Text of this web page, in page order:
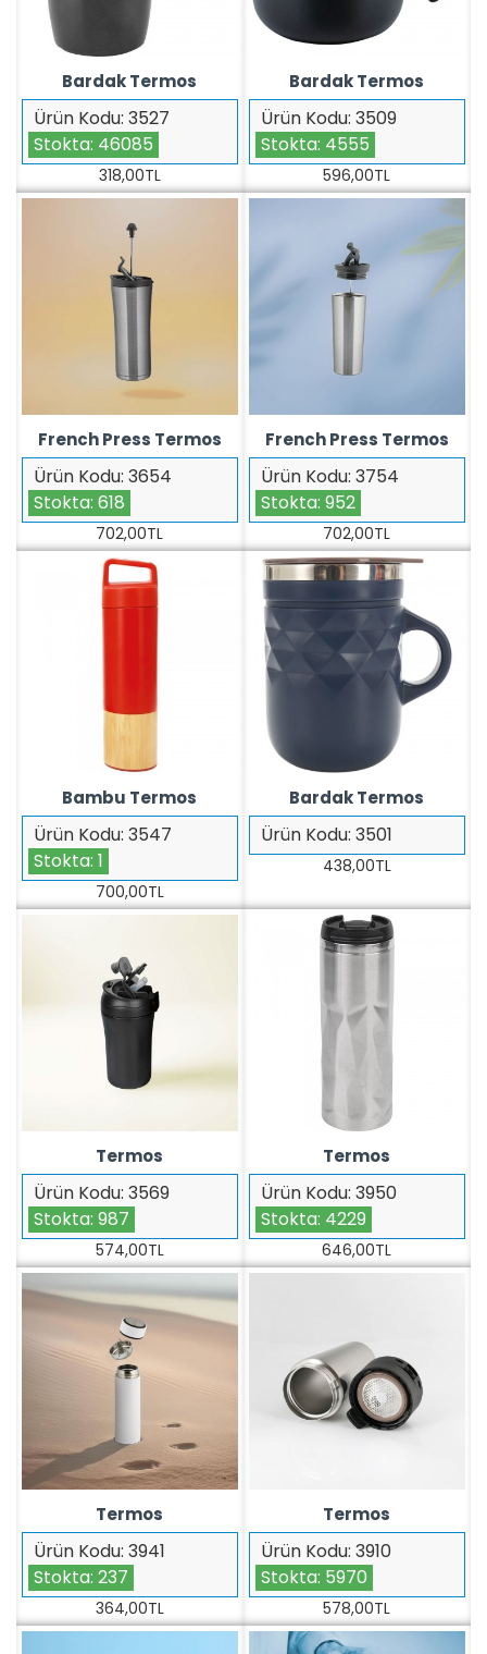
Ürün Kodu: 3527
Stokta: 46085
Bardak Termos
318,00TL
Ürün Kodu: 3509
Stokta: 4555
Bardak Termos
596,00TL
Ürün Kodu: 3654
Stokta: 618
French Press Termos
702,00TL
Ürün Kodu: 3754
Stokta: 952
French Press Termos
702,00TL
Ürün Kodu: 3547
Stokta: 1
Bambu Termos
700,00TL
Ürün Kodu: 3501
Bardak Termos
438,00TL
Ürün Kodu: 3569
Stokta: 987
Termos
574,00TL
Ürün Kodu: 3950
Stokta: 4229
Termos
646,00TL
Ürün Kodu: 3941
Stokta: 237
Termos
364,00TL
Ürün Kodu: 3910
Stokta: 5970
Termos
578,00TL